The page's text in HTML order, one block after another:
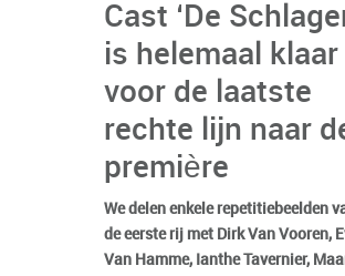
Cast ‘De
is helemaal klaar
voor de laatste
rechte lijn naar
première
We delen enkele repetitiebeelden
de eerste rij met Dirk Van Vooren,
Van Hamme, Ianthe Tavernier,